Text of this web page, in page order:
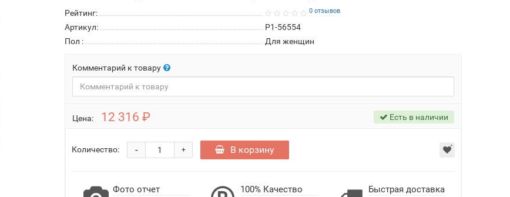
Рейтинг: 0 отзывов
Артикул:
P1-56554
Пол : Для женщин
Комментарий к товару
Цена: 12 316 ₽ Есть в наличии
Количество: +
- В корзину
Фото отчет 100% Качество Быстрая доставка